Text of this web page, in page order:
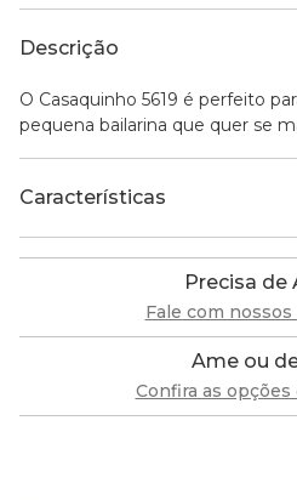
Descrição
O Casaquinho 5619 é perfeito
pequena bailarina que quer se
Características
Precisa de
Fale com
Ame ou
Confira as opções